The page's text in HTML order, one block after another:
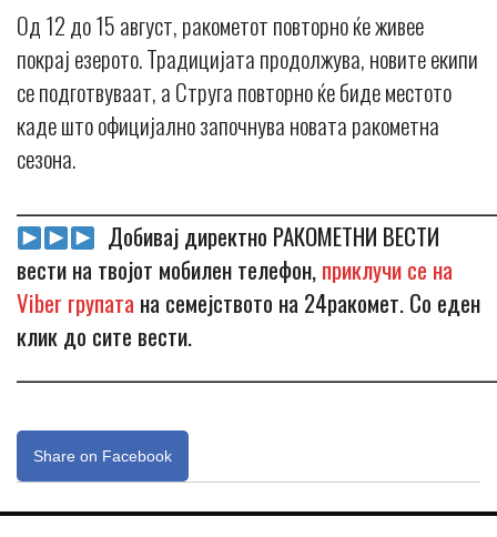
Од 12 до 15 август, ракометот повторно ќе живее
покрај езерото. Традицијата продолжува, новите екипи
се подготвуваат, а Струга повторно ќе биде местото
каде што официјално започнува новата ракометна
сезона.
Добивај директно РАКОМЕТНИ ВЕСТИ
вести на твојот мобилен телефон,приклучи се на
Viber групата на семејството на 24ракомет. Со еден
клик до сите вести.
Share on Facebook